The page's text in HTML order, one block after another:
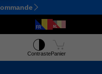
Ctrl M
ContrastePanier